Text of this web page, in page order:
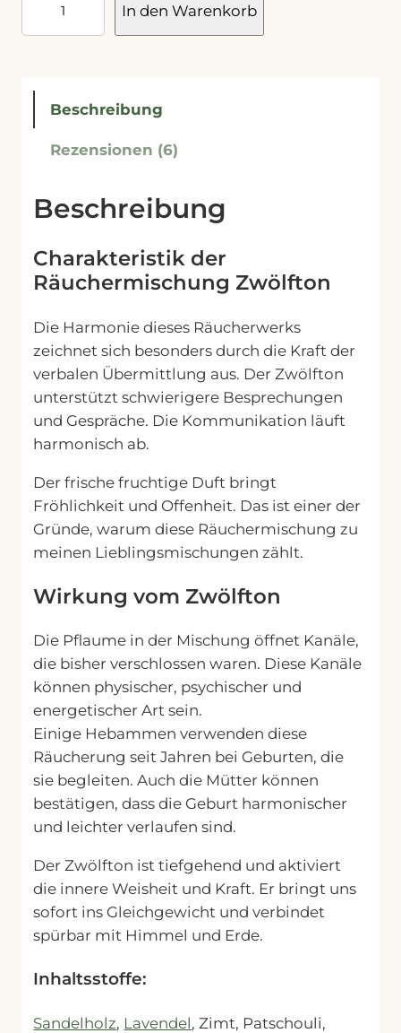
w
M
In den Warenkorb
Beschreibung
Rezensionen (6)
Beschreibung
Charakteristik der
Räuchermischung Zwölfton
Die Harmonie dieses Räucherwerks
zeichnet sich besonders durch die Kraft der
verbalen Übermittlung aus. Der Zwölfton
unterstützt schwierigere Besprechungen
und Gespräche. Die Kommunikation läuft
harmonisch ab.
Der frische fruchtige Duft bringt
Fröhlichkeit und Offenheit. Das ist einer der
Gründe, warum diese Räuchermischung zu
meinen Lieblingsmischungen zählt.
Wirkung vom Zwölfton
Die Pflaume in der Mischung öffnet Kanäle,
die bisher verschlossen waren. Diese Kanäle
können physischer, psychischer und
energetischer Art sein.
Einige Hebammen verwenden diese
Räucherung seit Jahren bei Geburten, die
sie begleiten. Auch die Mütter können
bestätigen, dass die Geburt harmonischer
und leichter verlaufen sind.
Der Zwölfton ist tiefgehend und aktiviert
die innere Weisheit und Kraft. Er bringt uns
sofort ins Gleichgewicht und verbindet
spürbar mit Himmel und Erde.
Inhaltsstoffe:
Sandelholz, Lavendel, Zimt, Patschouli,